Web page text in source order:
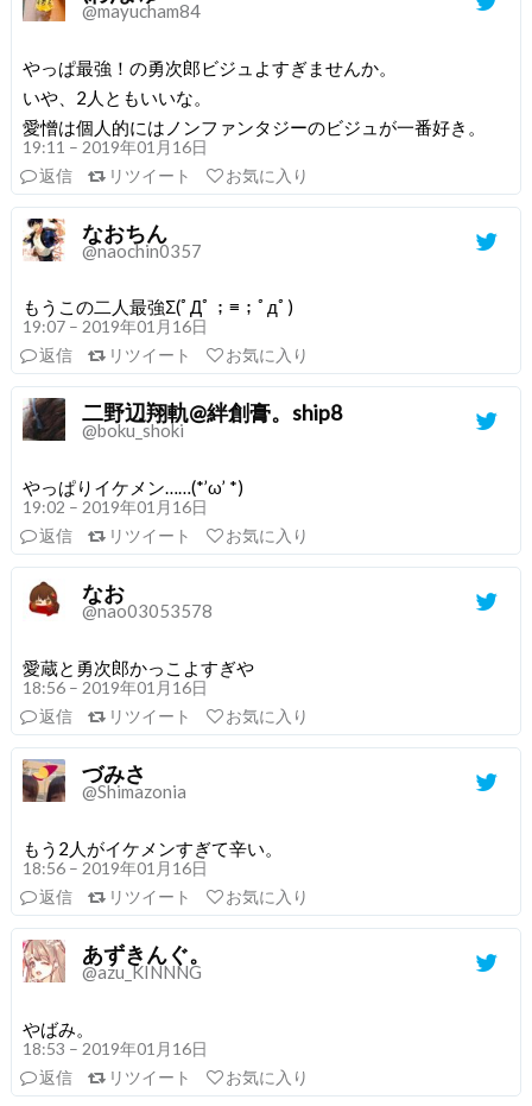
@mayucham84
やっぱ最強！の勇次郎ビジュよすぎませんか。
いや、2人ともいいな。
愛憎は個人的にはノンファンタジーのビジュが一番好き。
19:11 – 2019年01月16日
返信
リツイート お気に入り
なおちん
@naochin0357
もうこの二人最強Σ(ﾟДﾟ；≡；ﾟдﾟ)
19:07 – 2019年01月16日
返信
リツイート お気に入り
二野辺翔軌@絆創膏。ship8
@boku_shoki
やっぱりイケメン……(*’ω’ *)
19:02 – 2019年01月16日
返信
リツイート お気に入り
なお
@nao03053578
愛蔵と勇次郎かっこよすぎや
18:56 – 2019年01月16日
返信
リツイート お気に入り
づみさ
@Shimazonia
もう2人がイケメンすぎて辛い。
18:56 – 2019年01月16日
返信
リツイート お気に入り
あずきんぐ。
@azu_KINNNG
やばみ。
18:53 – 2019年01月16日
返信
リツイート お気に入り